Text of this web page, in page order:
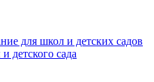
для школ и детских садов
детского сада